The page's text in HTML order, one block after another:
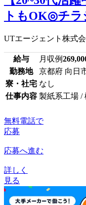
トもOK◎チ
UTエージェント株式会
給与 月収例
勤務地
京都府 向日
寮・社宅 なし
仕事内容 製紙系工場 /
無料電話で
応募
応募へ進む
詳しく
見る